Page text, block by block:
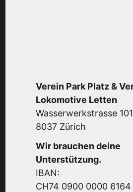
Verein Park Platz &
Lokomotive Letten
Wasserwerkstrasse 101
8037 Zürich
Wir brauchen deine
Unterstützung.
IBAN:
CH74 0900 0000 6164